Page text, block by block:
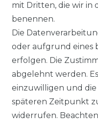
☞
☛ Über
☞ Mehr als
mit Dritten, die wir in
benennen.
Die
oder aufgrund eines
erfolgen. Die
abgelehnt werden.
einzuwilligen und
späteren Zeitpunkt
widerrufen.